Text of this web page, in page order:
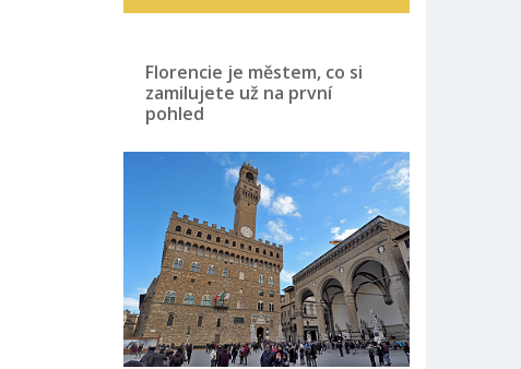
Florencie je městem, co si
zamilujete už na první
pohled